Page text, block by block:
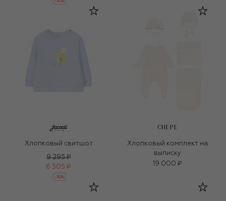
-30%
Хлопковый свитшот
9 295 ₽
6 505 ₽
-30%
CHEPE
Хлопковый комплект на
выписку
19 000 ₽